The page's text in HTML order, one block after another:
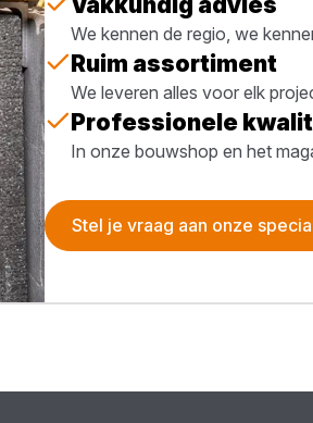
We kennen de regio, we
Ruim assortiment
We leveren alles voor elk
Professionele
In onze bouwshop en het
Stel je vraag aan onze